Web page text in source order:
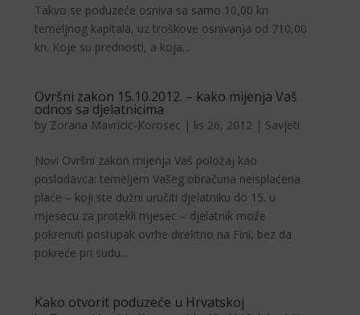
Takvo se poduzeće osniva sa samo 10,00 kn
temeljnog kapitala, uz troškove osnivanja od 710,00
kn. Koje su prednosti, a koja...
Ovršni zakon 15.10.2012. – kako mijenja Vaš
odnos sa djelatnicima
by Zorana Mavricic-Korosec | lis 26, 2012 | Savjeti
Novi Ovršni zakon mijenja Vaš položaj kao
poslodavca: temeljem Vašeg obračuna neisplaćena
plaće – koji ste dužni uručiti djelatniku do 15. u
mjesecu za protekli mjesec – djelatnik može
pokrenuti postupak ovrhe direktno na Fini, bez da
pokreće pri sudu...
Kako otvorit poduzeće u Hrvatskoj